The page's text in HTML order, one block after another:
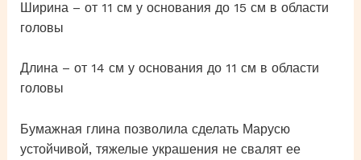
Ширина – от 11 см у основания до 15 см в области
головы
Длина – от 14 см у основания до 11 см в области
головы
Бумажная глина позволила сделать Марусю
устойчивой, тяжелые украшения не свалят ее